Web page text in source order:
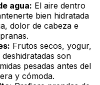
agua: El aire dentro
bien hidratada
dolor de cabeza e
Frutos secos, yogur,
son
pesadas antes del
y cómoda.